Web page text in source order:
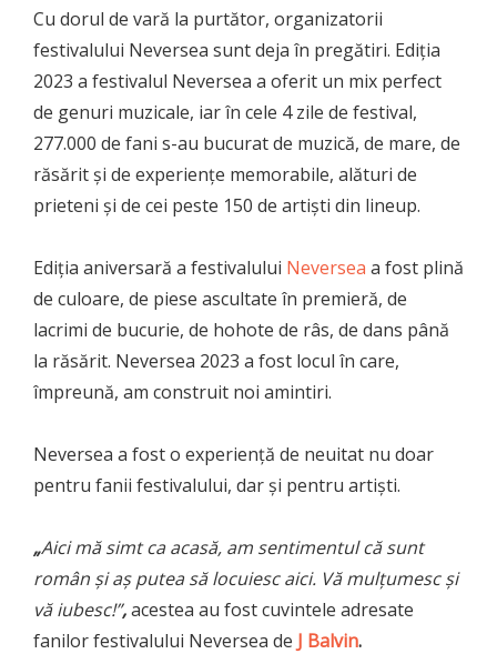
Cu dorul de vară la purtător, organizatorii
festivalului Neversea sunt deja în pregătiri. Ediția
2023 a festivalul Neversea a oferit un mix perfect
de genuri muzicale, iar în cele 4 zile de festival,
277.000 de fani s-au bucurat de muzică, de mare, de
răsărit și de experiențe memorabile, alături de
prieteni și de cei peste 150 de artiști din lineup.
Ediția aniversară a festivalului Neversea a fost plină
de culoare, de piese ascultate în premieră, de
lacrimi de bucurie, de hohote de râs, de dans până
la răsărit. Neversea 2023 a fost locul în care,
împreună, am construit noi amintiri.
Neversea a fost o experiență de neuitat nu doar
pentru fanii festivalului, dar și pentru artiști.
„Aici mă simt ca acasă, am sentimentul că sunt
român și aș putea să locuiesc aici. Vă mulțumesc și
vă iubesc!”,acestea au fost cuvintele adresate
fanilor festivalului Neversea de J Balvin.